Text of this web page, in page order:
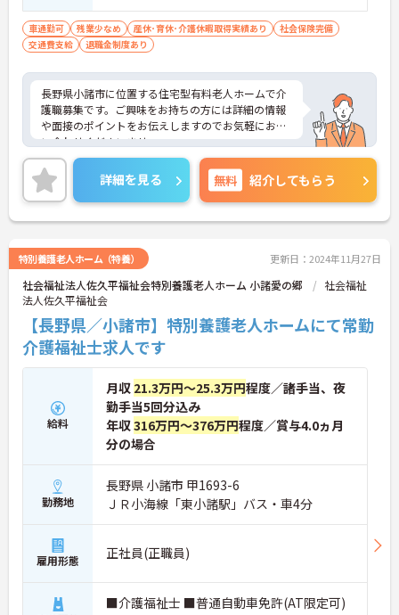
車通勤可 残業少なめ 産休･育休･介護休暇取得実績あり
社会保険完備
交通費支給
退職金制度あり
長野県小諸市に位置する住宅型有料老人ホームで介
護職募集です。ご興味をお持ちの方には詳細の情報
や面接のポイントをお伝えしますのでお気軽にお問
い合わせくださいませ。
詳細を見る 無料 紹介してもらう
特別養護老人ホーム（特養） 更新日：2024年11月27日
社会福祉法人佐久平福祉会特別養護老人ホーム 小諸愛の郷
社会福祉
法人佐久平福祉会
【長野県／小諸市】特別養護老人ホームにて常勤
介護福祉士求人です
給料
月収 21.3万円～25.3万円程度／諸手当、夜
勤手当5回分込み
年収316万円～376万円程度／賞与4.0ヵ月
分の場合
勤務地
長野県 小諸市 甲1693-6
ＪＲ小海線「東小諸駅」バス・車4分
雇用形態 正社員(正職員)
■介護福祉士 ■普通自動車免許(AT限定可)